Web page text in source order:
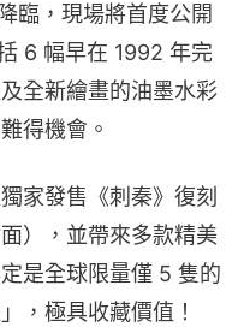
臨，現場將首度公開
6 幅早在 1992 年完
全新繪畫的油墨水彩
得機會。
家發售《刺秦》復刻
），並帶來多款精美
是全球限量僅 5 隻的
，極具收藏價值！